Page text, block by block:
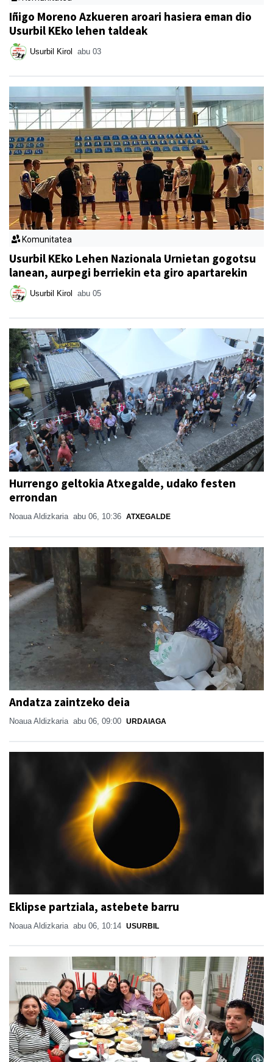
Iñigo Moreno Azkueren aroari hasiera eman dio
Usurbil KEko lehen taldeak
Usurbil Kirol abu 03
Komunitatea
Usurbil KEko Lehen Nazionala Urnietan gogotsu
lanean, aurpegi berriekin eta giro apartarekin
Usurbil Kirol abu 05
Hurrengo geltokia Atxegalde, udako festen
errondan
Noaua Aldizkaria abu 06, 10:36 ATXEGALDE
Andatza zaintzeko deia
Noaua Aldizkaria abu 06, 09:00 URDAIAGA
Eklipse partziala, astebete barru
Noaua Aldizkaria abu 06, 10:14 USURBIL